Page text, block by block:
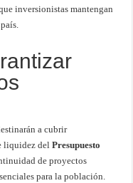
inversionistas mantengan
a cubrir
liquidez delPresupuesto
de proyectos
para la población.